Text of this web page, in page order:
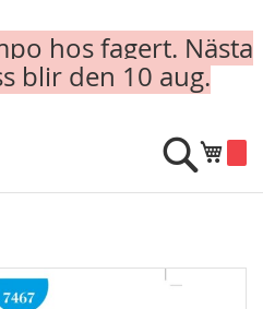
hos fagert. Nästa
blir den 10 aug.
Min
Sök